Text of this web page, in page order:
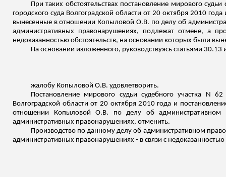
При таких обстоятельствах постановление мирового
городского суда Волгоградской области от 20 октября 2010
вынесенные в отношении Копыловой О.В. по делу об
административных правонарушениях, подлежат отмене, а
недоказанностью обстоятельств, на основании которых были
На основании изложенного, руководствуясь статьями
жалобу Копыловой О.В. удовлетворить.
Постановление мирового судьи судебного участка N
Волгоградской области от 20 октября 2010 года и
отношении Копыловой О.В. по делу об административном
административных правонарушениях, отменить.
Производство по данному делу об административном
административных правонарушениях - в связи с